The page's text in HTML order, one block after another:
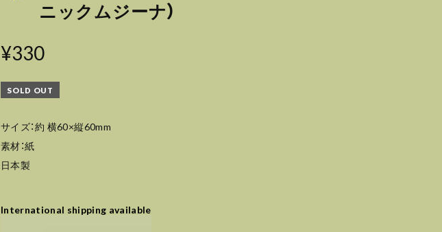
ニックムジーナ）
¥330
SOLD OUT
サイズ：約 横60×縦60mm
素材：紙
日本製
International shipping available